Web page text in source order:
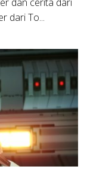
dari To...